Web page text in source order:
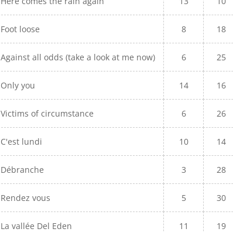
Foot loose 8 18
Against all odds (take a look at me now) 6 25
Only you 14 16
Victims of circumstance 6 26
C'est lundi 10 14
Débranche 3 28
Rendez vous 5 30
La vallée Del Eden 11 19